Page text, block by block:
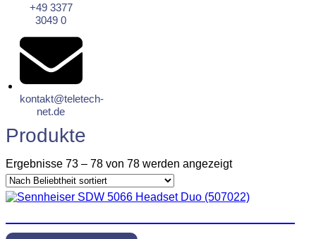
+49 3377
3049 0
kontakt@teletech-
net.de
Produkte
Ergebnisse 73 – 78 von 78 werden angezeigt